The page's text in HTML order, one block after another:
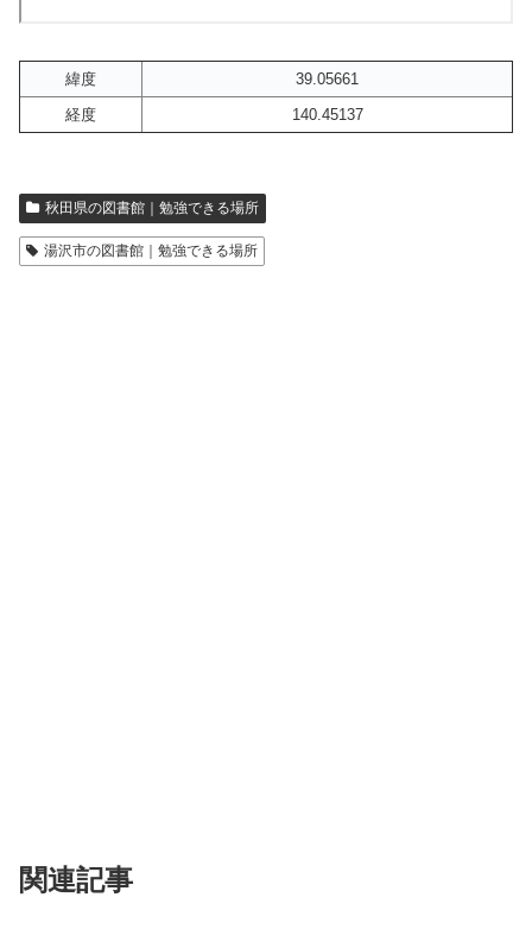
緯度
39.05661
経度
140.45137
秋田県の図書館｜勉強できる場所
湯沢市の図書館｜勉強できる場所
関連記事